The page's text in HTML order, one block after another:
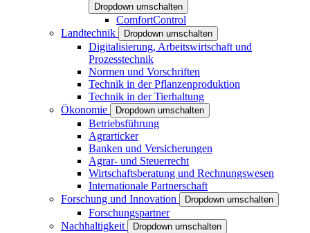
Dropdown umschalten
ComfortControl
Landtechnik
Dropdown umschalten
Digitalisierung, Arbeitswirtschaft und
Prozesstechnik
Normen und Vorschriften
Technik in der Pflanzenproduktion
Technik in der Tierhaltung
Ökonomie
Dropdown umschalten
Betriebsführung
Agrarticker
Banken und Versicherungen
Agrar- und Steuerrecht
Wirtschaftsberatung und Rechnungswesen
Internationale Partnerschaft
Forschung und Innovation
Dropdown umschalten
Forschungspartner
Nachhaltigkeit
Dropdown umschalten